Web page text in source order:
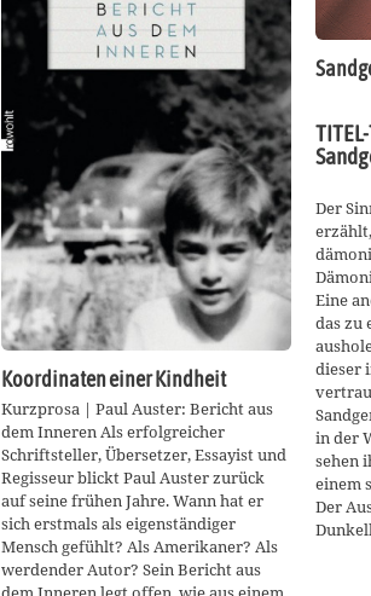
Koordinaten einer Kindheit
Kurzprosa | Paul Auster: Bericht aus
dem Inneren Als erfolgreicher
Schriftsteller, Übersetzer, Essayist und
Regisseur blickt Paul Auster zurück
auf seine frühen Jahre. Wann hat er
sich erstmals als eigenständiger
Mensch gefühlt? Als Amerikaner? Als
werdender Autor? Sein Bericht aus
Der
Eine
das zu
dieser
in der
sehen
einem
Der